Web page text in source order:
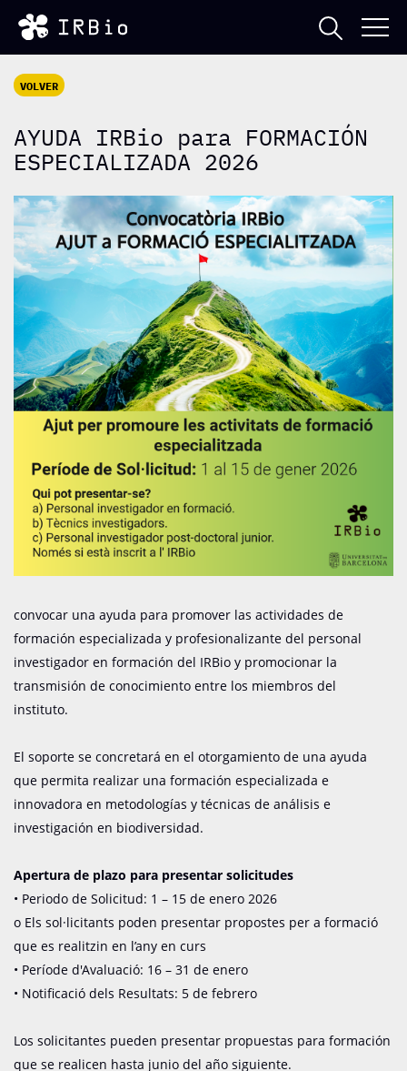
VOLVER
AYUDA IRBio para FORMACIÓN
ESPECIALIZADA 2026
convocar una ayuda para promover las actividades de
formación especializada y profesionalizante del personal
investigador en formación del IRBio y promocionar la
transmisión de conocimiento entre los miembros del
instituto.
El soporte se concretará en el otorgamiento de una ayuda
que permita realizar una formación especializada e
innovadora en metodologías y técnicas de análisis e
investigación en biodiversidad.
Apertura de plazo para presentar solicitudes
• Periodo de Solicitud: 1 – 15 de enero 2026
o Els sol·licitants poden presentar propostes per a formació
que es realitzin en l’any en curs
• Període d'Avaluació: 16 – 31 de enero
• Notificació dels Resultats: 5 de febrero
Los solicitantes pueden presentar propuestas para formación
que se realicen hasta junio del año siguiente.